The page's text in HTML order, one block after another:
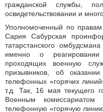
гражданской службы,
освидетельствовании и
Уполномоченный по правам
Сария Сабурская
татарстанского
именно о
проходящих военную
призывников, об
телефонных «горячих
т.д. Так, 16 мая текущего
Военным комиссариатом
телефонную «горячую